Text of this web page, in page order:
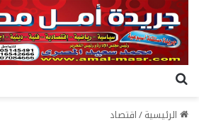
الرئيسية/اقتصاد